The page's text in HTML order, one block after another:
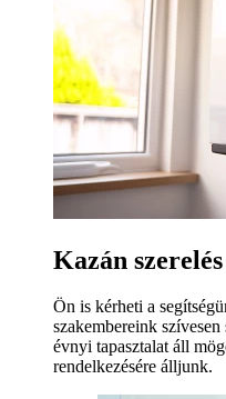
Kazán
Ön is kérheti a
szakembereink
évnyi tapasztalat áll
rendelkezésére álljunk.